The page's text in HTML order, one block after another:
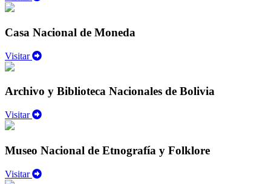
Casa Nacional de Moneda
Visitar
Archivo y Biblioteca Nacionales de Bolivia
Visitar
Museo Nacional de Etnografía y Folklore
Visitar